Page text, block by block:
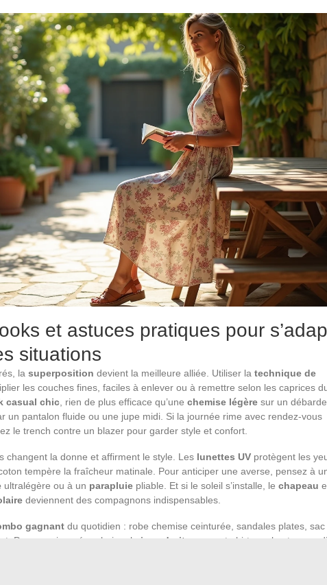
et astuces pratiques pour
situations
la superposition devient la meilleure alliée. Utiliser la technique de
les couches fines, faciles à enlever ou à remettre selon les caprices
casual chic , rien de plus efficace qu’une chemise légère sur un
un pantalon fluide ou une jupe midi. Si la journée rime avec rendez-vous
le trench contre un blazer pour garder style et confort.
changent la donne et affirment le style. Les lunettes UV protègent les
tempère la fraîcheur matinale. Pour anticiper une averse, pensez à
ultralégère ou à un parapluie pliable. Et si le soleil s’installe, le chapeau
deviennent des compagnons indispensables.
gagnant du quotidien : robe chemise ceinturée, sandales plates, sac
Pour une journée urbaine, le jean droit
avec un t-shirt ample et un